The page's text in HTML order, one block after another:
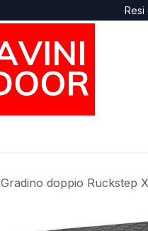
Gradino doppio Ruckstep